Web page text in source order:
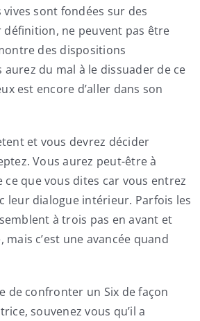
sont fondées sur des
ne peuvent pas être
des dispositions
du mal à le dissuader de ce
est encore d’aller dans son
et vous devrez décider
Vous aurez peut-être à
que vous dites car vous entrez
leur dialogue intérieur. Parfois les
à trois pas en avant et
c’est une avancée quand
de confronter un Six de façon
souvenez vous qu’il a